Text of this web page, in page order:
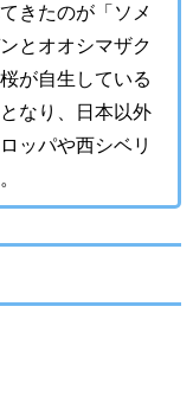
きたのが「ソメ
とオオシマザク
が自生している
なり、日本以外
ッパや西シベリ